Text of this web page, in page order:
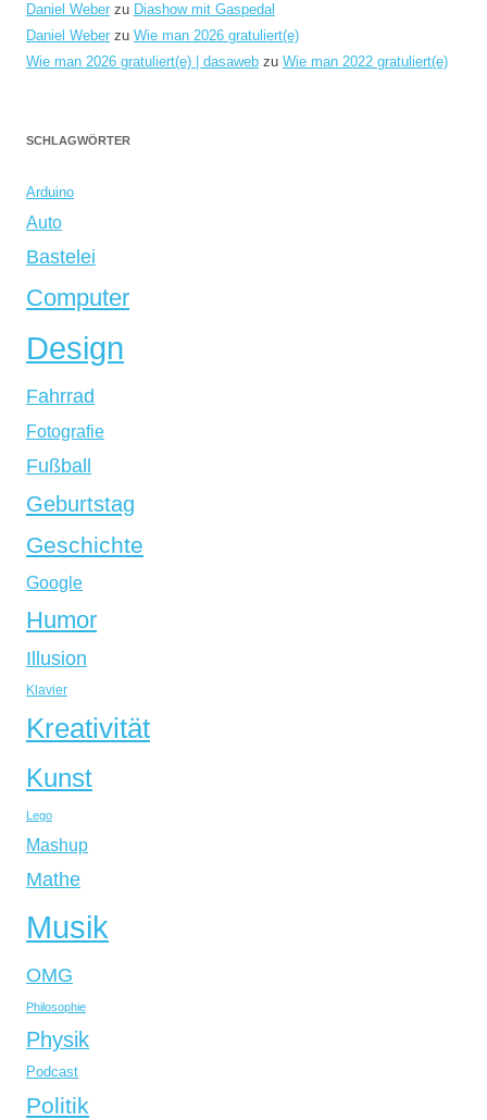
Daniel Weber zu Diashow mit Gaspedal
Daniel Weber zu Wie man 2026 gratuliert(e)
Wie man 2026 gratuliert(e) | dasaweb zu Wie man 2022 gratuliert(e)
SCHLAGWÖRTER
Arduino
Auto
Bastelei
Computer
Design
Fahrrad
Fotografie
Fußball
Geburtstag
Geschichte
Google
Humor
Illusion
Klavier
Kreativität
Kunst
Lego
Mashup
Mathe
Musik
OMG
Philosophie
Physik
Podcast
Politik